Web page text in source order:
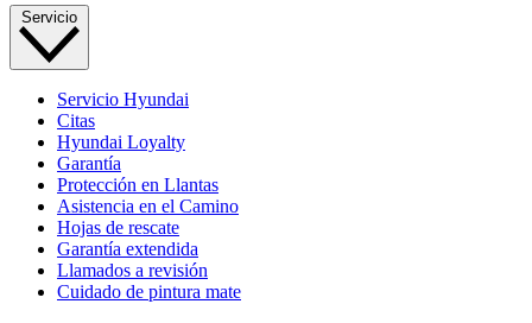
Servicio
Servicio Hyundai
Citas
Hyundai Loyalty
Garantía
Protección en Llantas
Asistencia en el Camino
Hojas de rescate
Garantía extendida
Llamados a revisión
Cuidado de pintura mate⁠